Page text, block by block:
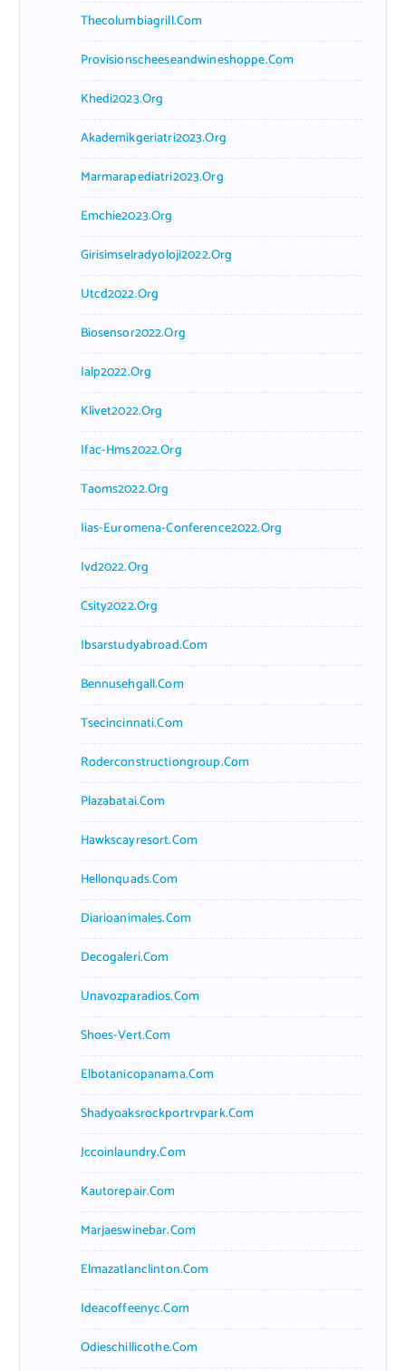
Thecolumbiagrill.com
Provisionscheeseandwineshoppe.com
Khedi2023.org
Akademikgeriatri2023.org
Marmarapediatri2023.org
Emchie2023.org
Girisimselradyoloji2022.org
Utcd2022.org
Biosensor2022.org
Ialp2022.org
Klivet2022.org
Ifac-Hms2022.org
Taoms2022.org
Iias-Euromena-Conference2022.org
Ivd2022.org
Csity2022.org
Ibsarstudyabroad.com
Bennusehgall.com
Tsecincinnati.com
Roderconstructiongroup.com
Plazabatai.com
Hawkscayresort.com
Hellonquads.com
Diarioanimales.com
Decogaleri.com
Unavozparadios.com
Shoes-Vert.com
Elbotanicopanama.com
Shadyoaksrockportrvpark.com
Jccoinlaundry.com
Kautorepair.com
Marjaeswinebar.com
Elmazatlanclinton.com
Ideacoffeenyc.com
Odieschillicothe.com